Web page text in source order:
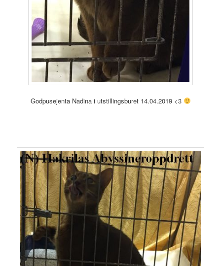
Godpusejenta Nadina i utstillingsburet 14.04.2019 <3